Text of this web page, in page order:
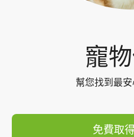
寵
幫您找到最
免費取